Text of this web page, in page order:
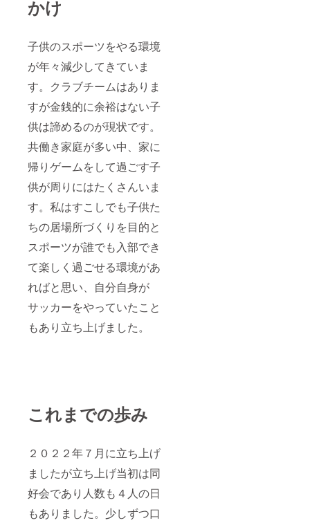
かけ
子供のスポーツをやる環境
が年々減少してきていま
す。クラブチームはありま
すが金銭的に余裕はない子
供は諦めるのが現状です。
共働き家庭が多い中、家に
帰りゲームをして過ごす子
供が周りにはたくさんいま
す。私はすこしでも子供た
ちの居場所づくりを目的と
スポーツが誰でも入部でき
て楽しく過ごせる環境があ
ればと思い、自分自身が
サッカーをやっていたこと
もあり立ち上げました。
これまでの歩み
２０２２年７月に立ち上げ
ましたが立ち上げ当初は同
好会であり人数も４人の日
もありました。少しずつ口